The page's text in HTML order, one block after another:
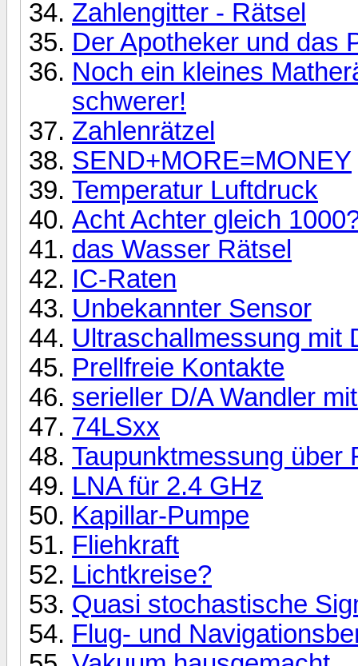
Zahlengitter - Rätsel
Der Apotheker und das
Noch ein kleines
schwerer!
Zahlenrätzel
SEND+MORE=MONEY
Temperatur Luftdruck
Acht Achter gleich
das Wasser Rätsel
IC-Raten
Unbekannter Sensor
Ultraschallmessung mit
Prellfreie Kontakte
serieller D/A Wandler
74LSxx
Taupunktmessung über
LNA für 2.4 GHz
Kapillar-Pumpe
Fliehkraft
Lichtkreise?
Quasi stochastische
Flug- und